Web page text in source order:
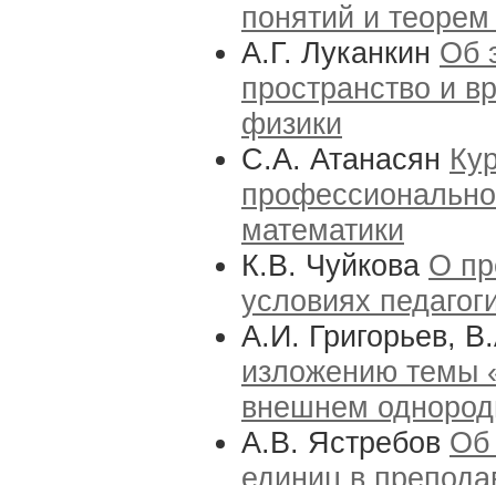
понятий и
А.Г. Луканкин Об
пространство и
физики
С.А. Атанасян
математики
К.В. Чуйкова О
условиях
А.И. Григорьев,
изложению темы
внешнем
А.В. Ястребов Об
единиц в